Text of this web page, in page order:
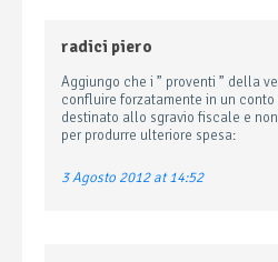
radici piero
Aggiungo che i ” proventi ” della
confluire forzatamente in un
destinato allo sgravio fiscale e
per produrre ulteriore spesa:
3 Agosto 2012 at 14:52